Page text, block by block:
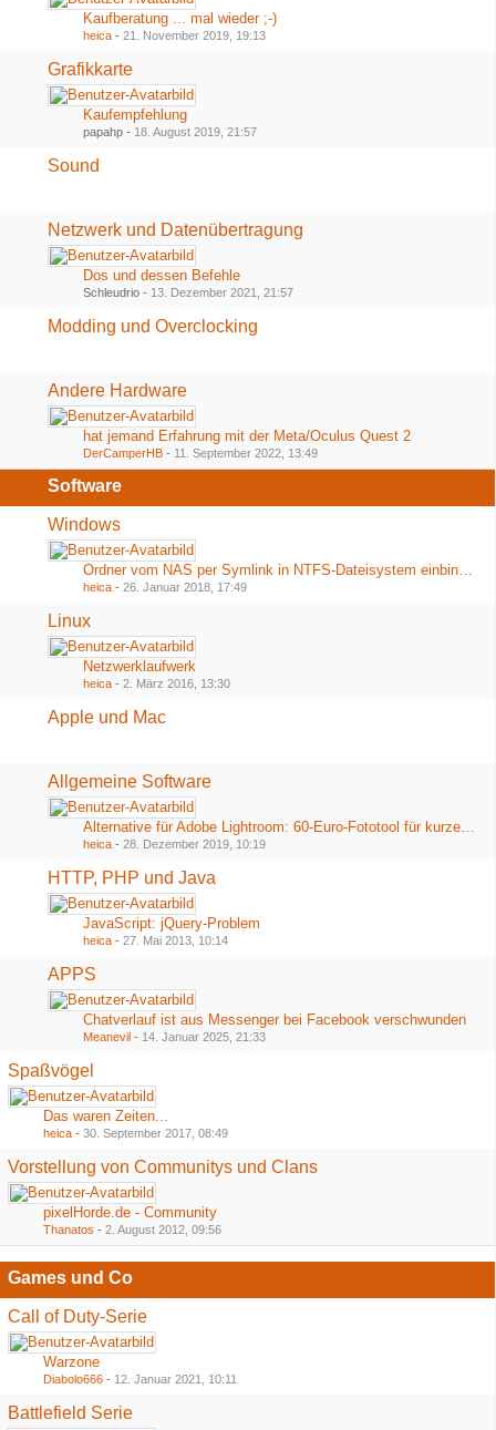
Kaufberatung ... mal wieder ;-)
heica - 21. November 2019, 19:13
Grafikkarte
Kaufempfehlung
papahp - 18. August 2019, 21:57
Sound
Netzwerk und Datenübertragung
Dos und dessen Befehle
Schleudrio - 13. Dezember 2021, 21:57
Modding und Overclocking
Andere Hardware
hat jemand Erfahrung mit der Meta/Oculus Quest 2
DerCamperHB - 11. September 2022, 13:49
Software
Windows
Ordner vom NAS per Symlink in NTFS-Dateisystem einbinden
heica - 26. Januar 2018, 17:49
Linux
Netzwerklaufwerk
heica - 2. März 2016, 13:30
Apple und Mac
Allgemeine Software
Alternative für Adobe Lightroom: 60-Euro-Fototool für kurze Zeit völlig kostenlos
heica - 28. Dezember 2019, 10:19
HTTP, PHP und Java
JavaScript: jQuery-Problem
heica - 27. Mai 2013, 10:14
APPS
Chatverlauf ist aus Messenger bei Facebook verschwunden
Meanevil - 14. Januar 2025, 21:33
Spaßvögel
Das waren Zeiten...
heica - 30. September 2017, 08:49
Vorstellung von Communitys und Clans
pixelHorde.de - Community
Thanatos - 2. August 2012, 09:56
Games und Co
Call of Duty-Serie
Warzone
Diabolo666 - 12. Januar 2021, 10:11
Battlefield Serie